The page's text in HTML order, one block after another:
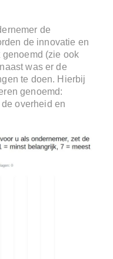
de
de innovatie en
(zie ook
was er de
te doen. Hierbij
genoemd:
overheid en